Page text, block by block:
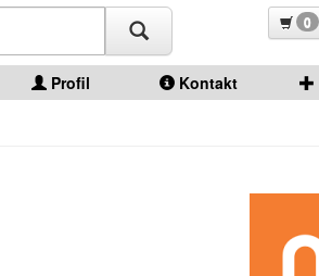
0
Profil Kontakt